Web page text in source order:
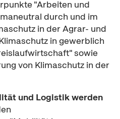
"Arbeiten und
durch und im
in der Agrar- und
in gewerblich
sowie
von Klimaschutz in der
und Logistik werden